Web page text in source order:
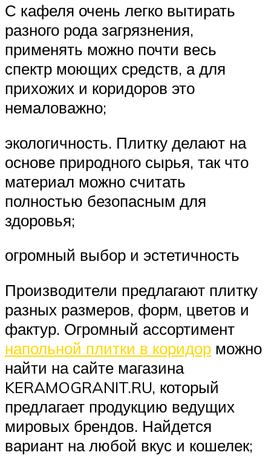
С кафеля очень легко вытирать
разного рода загрязнения,
применять можно почти весь
спектр моющих средств, а для
прихожих и коридоров это
немаловажно;
экологичность. Плитку делают на
основе природного сырья, так что
материал можно считать
полностью безопасным для
здоровья;
огромный выбор и эстетичность
Производители предлагают плитку
разных размеров, форм, цветов и
фактур. Огромный ассортимент
напольной плитки в коридор можно
найти на сайте магазина
KERAMOGRANIT.RU, который
предлагает продукцию ведущих
мировых брендов. Найдется
вариант на любой вкус и кошелек;